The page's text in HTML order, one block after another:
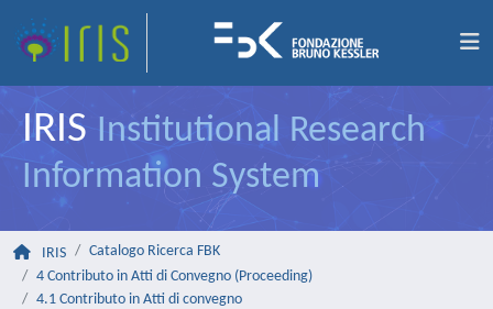
IRIS Institutional Research
Information System
IRIS
Catalogo Ricerca FBK
4 Contributo in Atti di Convegno (Proceeding)
4.1 Contributo in Atti di convegno